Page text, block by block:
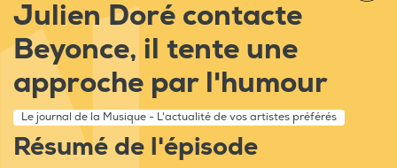
Julien Doré contacte
Beyonce, il tente une
approche par l'humour
Le journal de la Musique - L'actualité de vos artistes préférés
Résumé de l'épisode